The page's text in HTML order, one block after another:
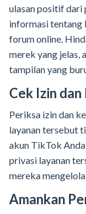
ulasan positif dari
informasi tentang
forum online.
merek yang jelas,
tampilan yang
Cek Izin
Periksa izin dan
layanan tersebut
akun TikTok
privasi layanan
mereka
Amankan